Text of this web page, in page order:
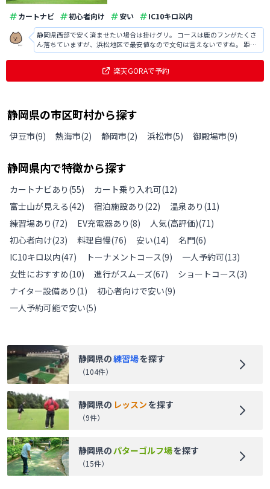
カートナビ 初心者向け 安い IC10キロ以内
静岡県西部で安く済ませたい場合は掛けグリ。 コースは鹿のフンがたくさ
ん落ちていますが、浜松地区で最安値なので文句は言えないですね。 距離
が短いので、男性の場合はドライバーもほとんど使用できないです。
楽天GORAで予約
静岡県の市区町村から探す
伊豆市(9) 熱海市(2) 静岡市(2) 浜松市(5) 御殿場市(9)
静岡県内で特徴から探す
カートナビあり (55) カート乗り入れ可(12)
富士山が見える(42) 宿泊施設あり (22) 温泉あり (11)
練習場あり (72) EV充電器あり (8) 人気(高評価)(71)
初心者向け(23) 料理自慢(76) 安い(14) 名門(6)
IC10キロ以内(47) トーナメントコース(9) 一人予約可(13)
女性におすすめ(10) 進行がスムーズ(67) ショートコース(3)
ナイター設備あり (1) 初心者向けで安い(9)
一人予約可能で安い(5)
静岡県の練習場を探す
（104件）
静岡県の レッスンを探す
（9件）
静岡県の パターゴルフ場を探す
（15件）